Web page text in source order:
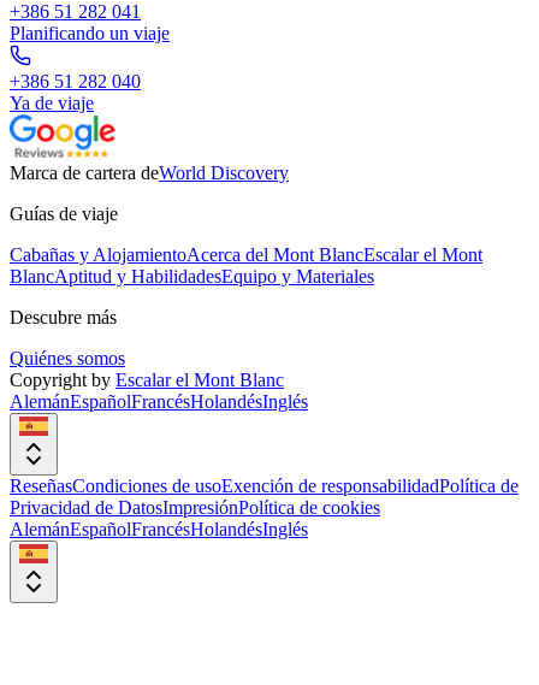
+386 51 282 041
Planificando un viaje
+386 51 282 040
Ya de viaje
Marca de cartera deWorld Discovery
Guías de viaje
Cabañas y AlojamientoAcerca del Mont BlancEscalar el Mont
BlancAptitud y HabilidadesEquipo y Materiales
Descubre más
Quiénes somos
Copyright by Escalar el Mont Blanc
AlemánEspañolFrancésHolandésInglés
ReseñasCondiciones de usoExención de responsabilidadPolítica de
Privacidad de DatosImpresiónPolítica de cookies
AlemánEspañolFrancésHolandésInglés